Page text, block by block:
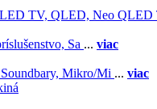
TV, QLED, Neo QLED
Sa ... viac
Soundbary, Mikro/Mi ... viac